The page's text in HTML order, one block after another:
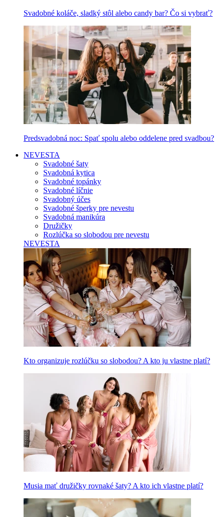
Svadobné koláče, sladký stôl alebo candy bar? Čo si vybrať?
Predsvadobná noc: Spať spolu alebo oddelene pred svadbou?
NEVESTA
Svadobné šaty
Svadobná kytica
Svadobné topánky
Svadobné líčnie
Svadobný účes
Svadobné šperky pre nevestu
Svadobná manikúra
Družičky
Rozlúčka so slobodou pre nevestu
NEVESTA
Kto organizuje rozlúčku so slobodou? A kto ju vlastne platí?
Musia mať družičky rovnaké šaty? A kto ich vlastne platí?